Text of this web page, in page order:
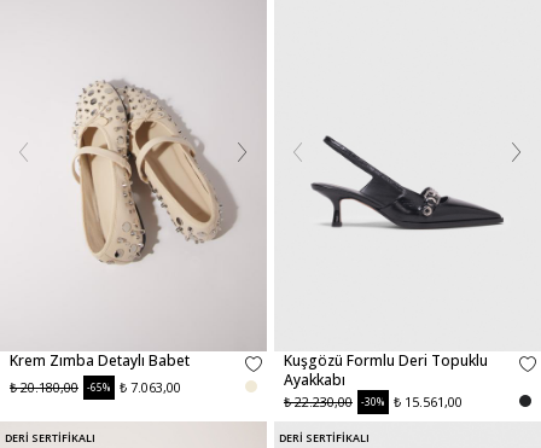
Krem Zımba Detaylı Babet
₺ 20.180,00 -65% ₺ 7.063,00
Kuşgözü Formlu Deri Topuklu
Ayakkabı
₺ 22.230,00 -30% ₺ 15.561,00
DERİ SERTİFİKALI DERİ SERTİFİKALI